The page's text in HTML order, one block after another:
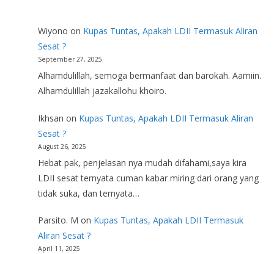
Wiyono on Kupas Tuntas, Apakah LDII Termasuk Aliran
Sesat ?
September 27, 2025
Alhamdulillah, semoga bermanfaat dan barokah. Aamiin.
Alhamdulillah jazakallohu khoiro.
Ikhsan on Kupas Tuntas, Apakah LDII Termasuk Aliran
Sesat ?
August 26, 2025
Hebat pak, penjelasan nya mudah difahami,saya kira
LDII sesat ternyata cuman kabar miring dari orang yang
tidak suka, dan ternyata…
Parsito. M on Kupas Tuntas, Apakah LDII Termasuk
Aliran Sesat ?
April 11, 2025